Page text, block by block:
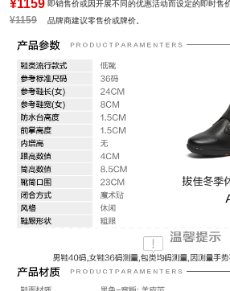
风格：休闲
¥1159 即销售价或因开展不同的优惠活动而设定的即时售价
¥1159 品牌商建议零售价或牌价。